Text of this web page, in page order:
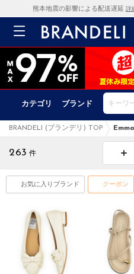
熊本地震の影響による配送遅延 詳
カテゴリ ブランド
BRANDELI (ブランデリ) TOP
263 件
お気に入りブランド クーポン